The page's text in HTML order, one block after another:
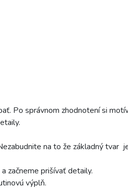
Po správnom zhodnotení si
na to že základný
začneme prišívať detaily.
výplň.